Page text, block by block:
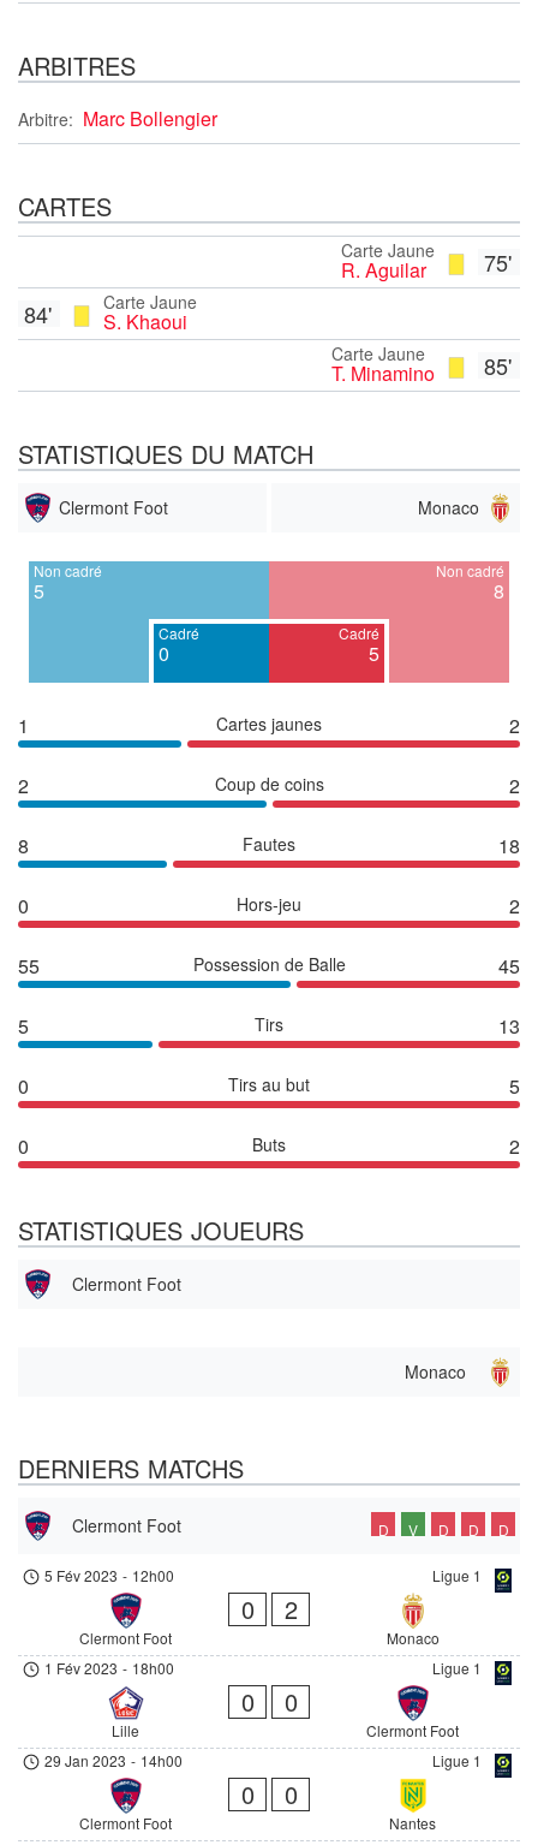
ARBITRES
Arbitre: Marc Bollengier
CARTES
75'
Carte Jaune
R. Aguilar
Carte Jaune
S. Khaoui
84'
85'
Carte Jaune
T. Minamino
STATISTIQUES DU MATCH
Clermont Foot Monaco
Non cadré
5
Cadré
0
Cadré
5
Non cadré
8
1 Cartes jaunes 2
2 Coup de coins 2
8 Fautes 18
0 Hors-jeu 2
55 Possession de Balle 45
5 Tirs 13
0 Tirs au but 5
0 Buts 2
STATISTIQUES JOUEURS
Clermont Foot
Monaco
DERNIERS MATCHS
Clermont Foot D V D D D
Ligue 1
5 Fév 2023 - 12h00
Clermont Foot
0 2
Monaco
Ligue 1
1 Fév 2023 - 18h00
Lille
0 0
Clermont Foot
Ligue 1
29 Jan 2023 - 14h00
Clermont Foot
0 0
Nantes